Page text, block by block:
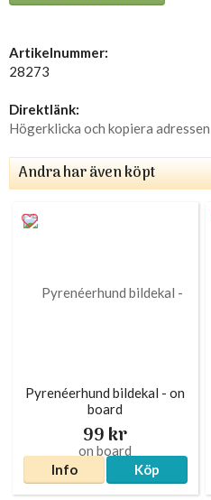
Artikelnummer:
28273
Direktlänk:
Högerklicka och kopiera adressen
Andra har även köpt
Pyrenéerhund bildekal - on
board
99 kr
Info Köp